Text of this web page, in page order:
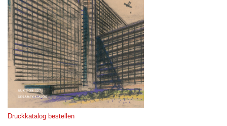
Druckkatalog bestellen